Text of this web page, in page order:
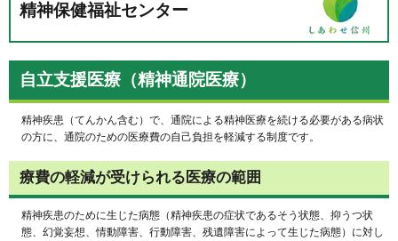
精神保健福祉センター
自立支援医療（精神通院医療）
精神疾患（てんかん含む）で、通院による精神医療を続ける必要がある病状
の方に、通院のための医療費の自己負担を軽減する制度です。
療費の軽減が受けられる医療の範囲
精神疾患のために生じた病態（精神疾患の症状であるそう状態、抑うつ状
態、幻覚妄想、情動障害、行動障害、残遺障害によって生じた病態）に対し